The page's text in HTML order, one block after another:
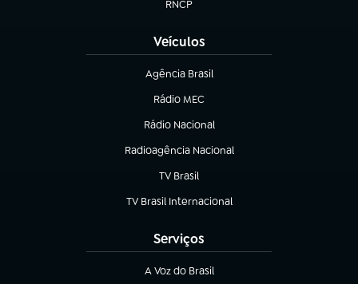
RNCP
(abre em nova aba)
Veículos
Agência Brasil
(abre em nova aba)
Rádio MEC
(abre em nova aba)
Rádio Nacional
Radioagência Nacional
(abre em nova aba)
TV Brasil
(abre em nova aba)
TV Brasil Internacional
(abre em nova aba)
Serviços
A Voz do Brasil
(abre em nova aba)